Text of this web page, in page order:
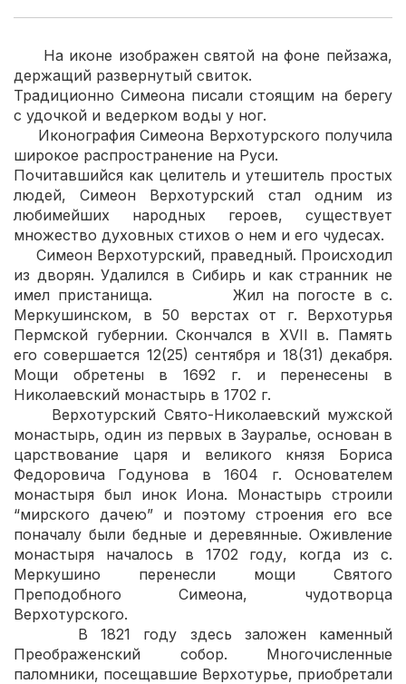
На иконе изображен святой на фоне пейзажа,
держащий развернутый свиток.
Традиционно Симеона писали стоящим на берегу
с удочкой и ведерком воды у ног.
Иконография Симеона Верхотурского получила
широкое распространение на Руси.
Почитавшийся как целитель и утешитель простых
людей, Симеон Верхотурский стал одним из
любимейших народных героев, существует
множество духовных стихов о нем и его чудесах.
Симеон Верхотурский, праведный. Происходил
из дворян. Удалился в Сибирь и как странник не
имел пристанища. Жил на погосте в с.
Меркушинском, в 50 верстах от г. Верхотурья
Пермской губернии. Скончался в XVII в. Память
его совершается 12(25) сентября и 18(31) декабря.
Мощи обретены в 1692 г. и перенесены в
Николаевский монастырь в 1702 г.
Верхотурский Свято-Николаевский мужской
монастырь, один из первых в Зауралье, основан в
царствование царя и великого князя Бориса
Федоровича Годунова в 1604 г. Основателем
монастыря был инок Иона. Монастырь строили
“мирского дачею” и поэтому строения его все
поначалу были бедные и деревянные. Оживление
монастыря началось в 1702 году, когда из с.
Меркушино перенесли мощи Святого
Преподобного Симеона, чудотворца
Верхотурского.
В 1821 году здесь заложен каменный
Преображенский собор. Многочисленные
паломники, посещавшие Верхотурье, приобретали